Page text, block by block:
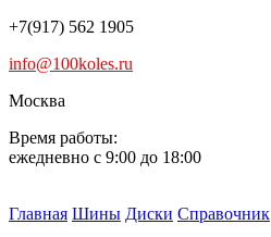
+7(917) 562 1905
info@100koles.ru
Москва
Время работы:
ежедневно с 9:00 до 18:00
Главная Шины Диски Справочник